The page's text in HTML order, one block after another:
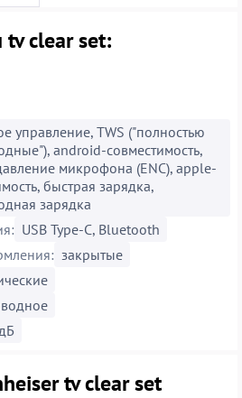
tv clear set:
управление, TWS ("полностью
android-совместимость,
микрофона (ENC), apple-
быстрая зарядка,
зарядка
USB Type-C, Bluetooth
закрытые
tv clear set